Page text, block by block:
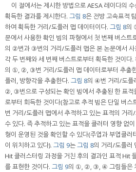
이 절에서는 제시한 방법으로 AESA 레이다의
획득한 결과를 제시한다. 그림 8은 전방 고속표적
하여 획득한 거리/도플러 맵 데이터이다. 그림 8의
문에서 사용한 확인 빔의 파형에서 첫 번째 버스트
의 ②번과 ③번의 거리/도플러 맵은 본 논문에서 사
각 두 번째와 세 번째 버스트로부터 획득한 것이다
의 ①, ②, ③번 거리/도플러 맵 데이터로부터 추출
플러, 방향각을 추출한다. 그림 8의 ④번 거리/도플
②, ③번으로 구성되는 확인 빔에서 추출된 한 표적
로부터 회득한 것이다(참고로 추적 빔은 단일 버스
번 거리/도플러 맵에서 추적하고 있는 표적의 거
수 있다. 즉 추적하고 있는 표적을 클러터 영향 없
형이 운영된 것을 확인할 수 있다(주엽과 부엽클러
이 위치하고 있다). 그림 9는그림 8의 거리/도플러
Hit 클러스터링 과정을 거친 후의 결과인 표적 Hit
를 표현한 것이다. 그림 9의 ①, ②, ③, ④ 그림들은